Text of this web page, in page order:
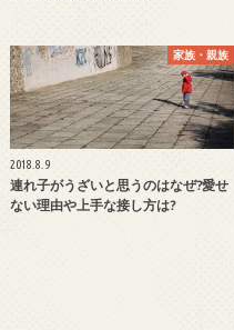
家族・親族
2018.8.9
連れ子がうざいと思うのはなぜ?愛せ
ない理由や上手な接し方は?